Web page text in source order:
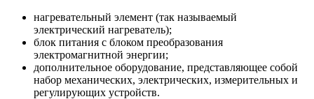
нагревательный элемент (так называемый
электрический нагреватель);
блок питания с блоком преобразования
электромагнитной энергии;
дополнительное оборудование, представляющее собой
набор механических, электрических, измерительных и
регулирующих устройств.